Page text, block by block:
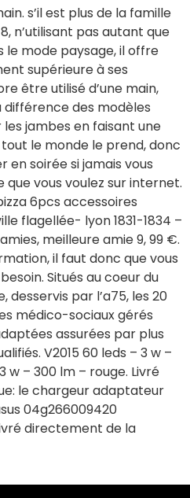
s’il est plus de la famille
n’utilisant pas autant que
le mode paysage, il offre
supérieure à ses
être utilisé d’une main,
des modèles
les jambes en faisant une
le monde le prend, donc
en soirée si jamais vous
que vous voulez sur internet.
6pcs accessoires
flagellée- lyon 1831-1834 –
meilleure amie 9, 99 €.
il faut donc que vous
Situés au coeur du
par l’a75, les 20
médico-sociaux gérés
assurées par plus
V2015 60 leds – 3 w –
w – 300 lm – rouge. Livré
le chargeur adaptateur
04g266009420
directement de la